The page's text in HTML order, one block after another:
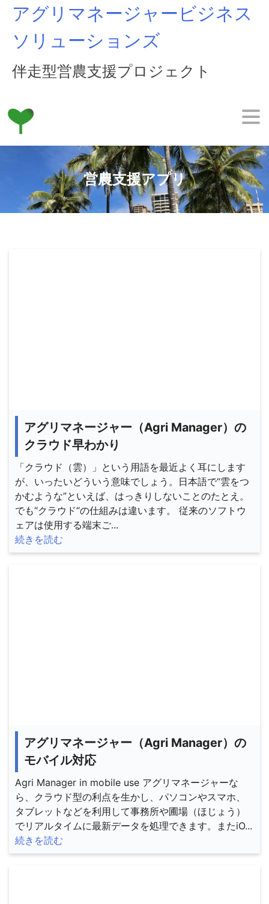
Skip
content
アグリマネージャービジネス
ソリューションズ
伴走型営農支援プロジェクト
営農支援アプリ
アグリマネージャー（Agri Manager）の
クラウド早わかり
「クラウド（雲）」という用語を最近よく耳にします
が、いったいどういう意味でしょう。日本語で“雲をつ
かむような”といえば、はっきりしないことのたとえ。
でも“クラウド“の仕組みは違います。 従来のソフトウ
ェアは使用する端末ご...
続きを読む
アグリマネージャー（Agri Manager）の
モバイル対応
Agri Manager in mobile use アグリマネージャーな
ら、クラウド型の利点を生かし、パソコンやスマホ、
タブレットなどを利用して事務所や圃場（ほじょう）
でリアルタイムに最新データを処理できます。またiO...
続きを読む